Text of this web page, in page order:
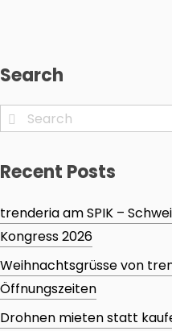
Search
Recent Posts
trenderia am SPIK –
Kongress 2026
Weihnachtsgrüsse von
Öffnungszeiten
Drohnen mieten statt